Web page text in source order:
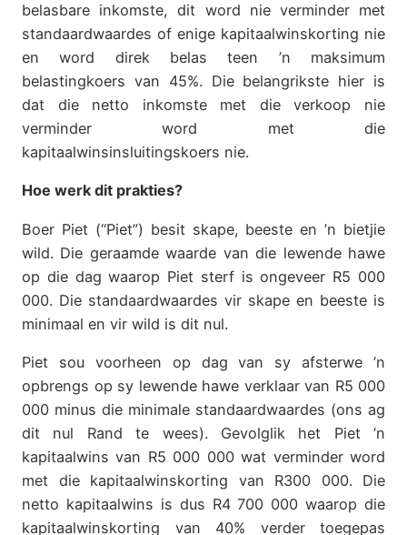
belasbare inkomste, dit word nie verminder met
standaardwaardes of enige kapitaalwinskorting nie
en word direk belas teen ’n maksimum
belastingkoers van 45%. Die belangrikste hier is
dat die netto inkomste met die verkoop nie
verminder word met die
kapitaalwinsinsluitingskoers nie.
Hoe werk dit prakties?
Boer Piet (“Piet”) besit skape, beeste en ’n bietjie
wild. Die geraamde waarde van die lewende hawe
op die dag waarop Piet sterf is ongeveer R5 000
000. Die standaardwaardes vir skape en beeste is
minimaal en vir wild is dit nul.
Piet sou voorheen op dag van sy afsterwe ’n
opbrengs op sy lewende hawe verklaar van R5 000
000 minus die minimale standaardwaardes (ons ag
dit nul Rand te wees). Gevolglik het Piet ’n
kapitaalwins van R5 000 000 wat verminder word
met die kapitaalwinskorting van R300 000. Die
netto kapitaalwins is dus R4 700 000 waarop die
kapitaalwinskorting van 40% verder toegepas